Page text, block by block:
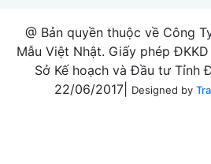
@ Bản quyền thuộc về Công
Mẫu Việt Nhật. Giấy phép
Sở Kế hoạch và Đầu tư Tỉnh
22/06/2017|
Designed by